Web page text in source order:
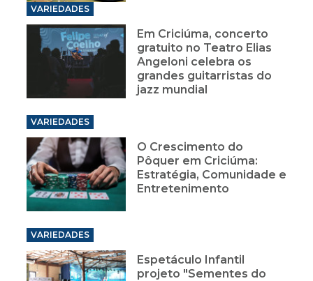
VARIEDADES
Em Criciúma, concerto
gratuito no Teatro Elias
Angeloni celebra os
grandes guitarristas do
jazz mundial
VARIEDADES
O Crescimento do
Pôquer em Criciúma:
Estratégia, Comunidade e
Entretenimento
VARIEDADES
Espetáculo Infantil
projeto "Sementes do